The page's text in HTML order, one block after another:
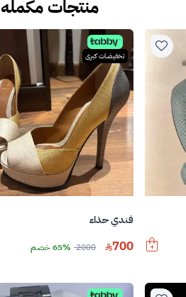
منتجات مكمله
تخفيضات كبرى
فندي حذاء
700
2000 65% خصم